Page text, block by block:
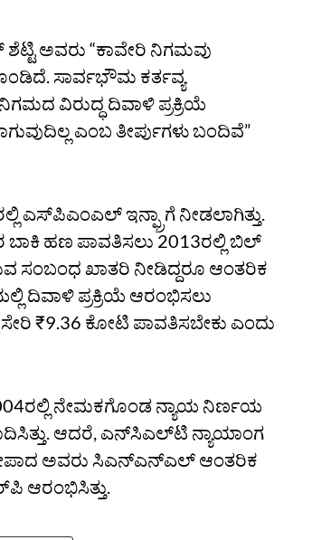
ಅವರು “ಕಾವೇರಿ ನಿಗಮವು
ಸಾರ್ವಭೌಮ ಕರ್ತವ್ಯ
ನಿಗಮದ ವಿರುದ್ಧ ದಿವಾಳಿ ಪ್ರಕ್ರಿಯೆ
ಎಂಬ ತೀರ್ಪುಗಳು ಬಂದಿವೆ”
ಎಸ್‌ಪಿಎಂಎಲ್‌ ಇನ್ಫ್ರಾಗೆ ನೀಡಲಾಗಿತ್ತು.
ಬಾಕಿ ಹಣ ಪಾವತಿಸಲು 2013ರಲ್ಲಿ ಬಿಲ್‌
ಸಂಬಂಧ ಖಾತರಿ ನೀಡಿದ್ದರೂ ಆಂತರಿಕ
ದಿವಾಳಿ ಪ್ರಕ್ರಿಯೆ ಆರಂಭಿಸಲು
₹9.36 ಕೋಟಿ ಪಾವತಿಸಬೇಕು ಎಂದು
ನೇಮಕಗೊಂಡ ನ್ಯಾಯ ನಿರ್ಣಯ
ಆದರೆ, ಎನ್‌ಸಿಎಲ್‌ಟಿ ನ್ಯಾಯಾಂಗ
ಅವರು ಸಿಎನ್‌ಎನ್‌ಎಲ್‌ ಆಂತರಿಕ
ಆರಂಭಿಸಿತ್ತು.